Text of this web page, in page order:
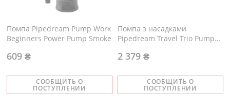
Помпа Pipedream Pump Worx
Beginners Power Pump Smoke
СООБЩИТЬ О
ПОСТУПЛЕНИИ
609 ₴
Помпа з насадками
Pipedream Travel Trio Pump
СООБЩИТЬ О
ПОСТУПЛЕНИИ
2 379 ₴